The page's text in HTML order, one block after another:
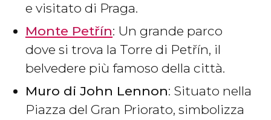
e visitato di Praga.
Monte Petřín: Un grande parco
dove si trova la Torre di Petřín, il
belvedere più famoso della città.
Muro di John Lennon: Situato nella
Piazza del Gran Priorato, simbolizza